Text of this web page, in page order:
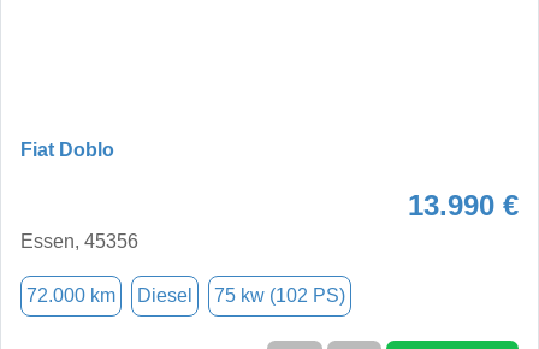
Fiat Doblo
13.990 €
Essen, 45356
72.000 km Diesel 75 kw (102 PS)